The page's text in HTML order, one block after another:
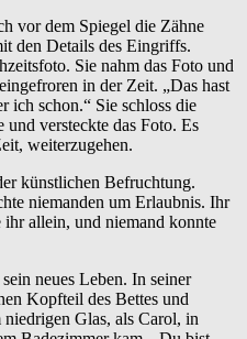
vor dem Spiegel die Zähne
den Details des Eingriffs.
Sie nahm das Foto und
in der Zeit. „Das hast
ich schon.“ Sie schloss die
und versteckte das Foto. Es
weiterzugehen.
künstlichen Befruchtung.
niemanden um Erlaubnis. Ihr
allein, und niemand konnte
neues Leben. In seiner
Kopfteil des Bettes und
Glas, als Carol, in